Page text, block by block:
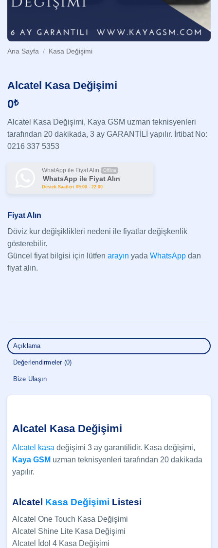
Ana Sayfa / Kasa Değişimi
Alcatel Kasa Değişimi
0₺
Alcatel Kasa Değişimi, Kaya GSM uzman teknisyenleri
tarafından 20 dakikada, 3 ay GARANTİLİ yapılır. İrtibat No:
0216 337 5353
WhatApp ile Fiyat Alın Offline
WhatsApp ile Fiyat Alın
Destek Saatleri 09:00 - 22:00
Fiyat Alın
Döviz kur değişiklikleri nedeni ile fiyatlar değişkenlik
gösterebilir.
Güncel fiyat bilgisi için lütfen arayın yada WhatsApp dan
fiyat alın.
Açıklama
Değerlendirmeler (0)
Bize Ulaşın
Alcatel Kasa Değişimi
Alcatel kasa değişimi 3 ay garantilidir. Kasa değişimi,
Kaya GSM uzman teknisyenleri tarafından 20 dakikada
yapılır.
Alcatel Kasa Değişimi Listesi
Alcatel One Touch Kasa Değişimi
Alcatel Shine Lite Kasa Değişimi
Alcatel İdol 4 Kasa Değişimi